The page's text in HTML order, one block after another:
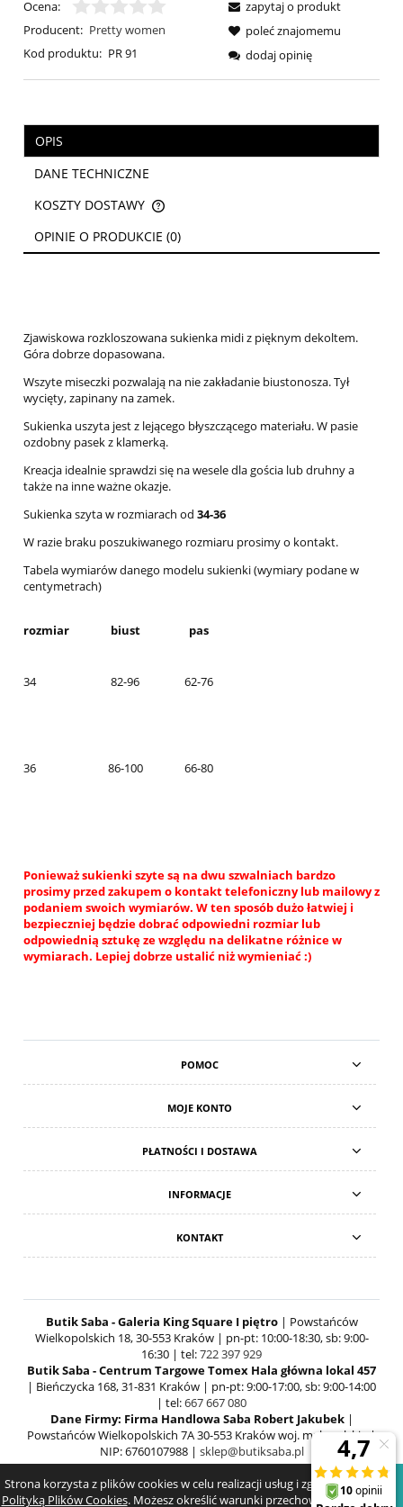
Strona korzysta z plików cookies w celu realizacji usług i zgodnie z
Polityką Plików Cookies. Możesz określić warunki przechowywania
Ocena:
Producent: Pretty women
Kod produktu: PR 91
zapytaj o produkt
poleć znajomemu
dodaj opinię
OPIS
DANE TECHNICZNE
KOSZTY DOSTAWY
CENA NIE ZAWIERA EWENTUALNYCH KOSZTÓW PŁATNOŚCI
OPINIE O PRODUKCIE (0)
Zjawiskowa rozkloszowana sukienka midi z pięknym dekoltem.
Góra dobrze dopasowana.
Wszyte miseczki pozwalają na nie zakładanie biustonosza. Tył
wycięty, zapinany na zamek.
Sukienka uszyta jest z lejącego błyszczącego materiału. W pasie
ozdobny pasek z klamerką.
Kreacja idealnie sprawdzi się na wesele dla gościa lub druhny a
także na inne ważne okazje.
Sukienka szyta w rozmiarach od 34-36
W razie braku poszukiwanego rozmiaru prosimy o kontakt.
Tabela wymiarów danego modelu sukienki (wymiary podane w
centymetrach)
rozmiar biust pas
34 82-96 62-76
36 86-100 66-80
Ponieważ sukienki szyte są na dwu szwalniach bardzo
prosimy przed zakupem o kontakt telefoniczny lub mailowy z
podaniem swoich wymiarów. W ten sposób dużo łatwiej i
bezpieczniej będzie dobrać odpowiedni rozmiar lub
odpowiednią sztukę ze względu na delikatne różnice w
wymiarach. Lepiej dobrze ustalić niż wymieniać :)
POMOC
MOJE KONTO
PŁATNOŚCI I DOSTAWA
INFORMACJE
KONTAKT
Butik Saba - Galeria King Square I piętro| Powstańców
Wielkopolskich 18, 30-553 Kraków | pn-pt: 10:00-18:30, sb: 9:00-
16:30 | tel:722 397 929
Butik Saba - Centrum Targowe Tomex Hala główna lokal 457
| Bieńczycka 168, 31-831 Kraków | pn-pt: 9:00-17:00, sb: 9:00-14:00
| tel:667 667 080
Dane Firmy: Firma Handlowa Saba Robert Jakubek|
Powstańców Wielkopolskich 7A 30-553 Kraków woj. małopolskie |
NIP: 6760107988 | sklep@butiksaba.pl
POKAŻ PEŁNĄ WERSJĘ STRONY